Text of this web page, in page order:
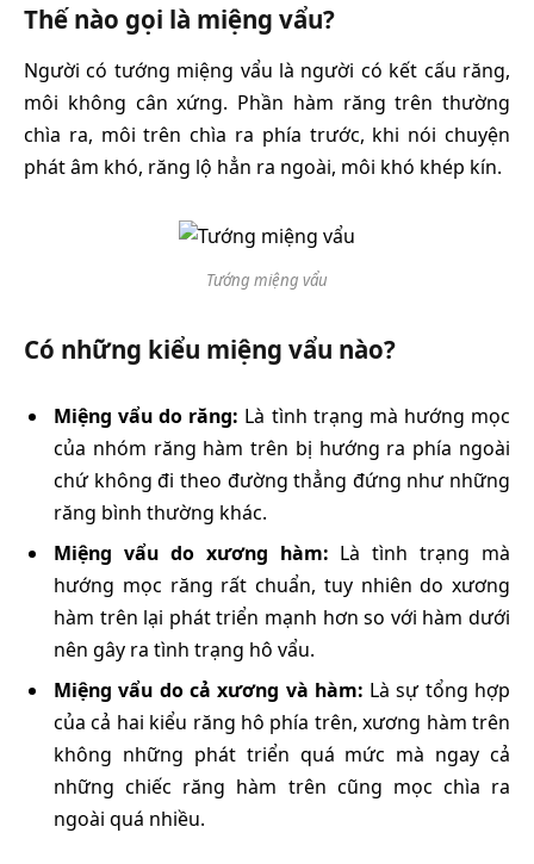
Thế nào gọi là miệng vẩu?
Người có tướng miệng vẩu là người có kết cấu răng,
môi không cân xứng. Phần hàm răng trên thường
chìa ra, môi trên chìa ra phía trước, khi nói chuyện
phát âm khó, răng lộ hẳn ra ngoài, môi khó khép kín.
Tướng miệng vẩu
Có những kiểu miệng vẩu nào?
Miệng vẩu do răng: Là tình trạng mà hướng mọc
của nhóm răng hàm trên bị hướng ra phía ngoài
chứ không đi theo đường thẳng đứng như những
răng bình thường khác.
Miệng vẩu do xương hàm: Là tình trạng mà
hướng mọc răng rất chuẩn, tuy nhiên do xương
hàm trên lại phát triển mạnh hơn so với hàm dưới
nên gây ra tình trạng hô vẩu.
Miệng vẩu do cả xương và hàm: Là sự tổng hợp
của cả hai kiểu răng hô phía trên, xương hàm trên
không những phát triển quá mức mà ngay cả
những chiếc răng hàm trên cũng mọc chìa ra
ngoài quá nhiều.